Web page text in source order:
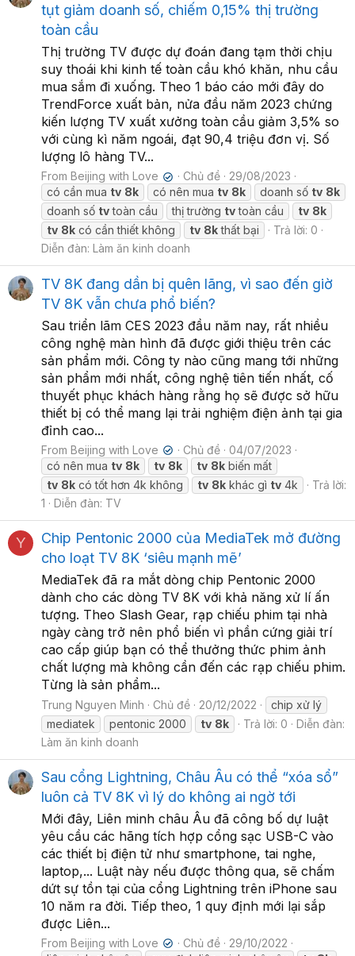
tụt giảm doanh số, chiếm 0,15% thị trường
toàn cầu
Thị trường TV được dự đoán đang tạm thời chịu
suy thoái khi kinh tế toàn cầu khó khăn, nhu cầu
mua sắm đi xuống. Theo 1 báo cáo mới đây do
TrendForce xuất bản, nửa đầu năm 2023 chứng
kiến lượng TV xuất xưởng toàn cầu giảm 3,5% so
với cùng kì năm ngoái, đạt 90,4 triệu đơn vị. Số
lượng lô hàng TV...
From Beijing with Love ✔ Chủ đề
29/08/2023
có cần mua tv 8k có nên mua tv 8k doanh số tv 8k
doanh số tvtoàn cầu thị trường tvtoàn cầu tv 8k
tv 8k có cần thiết không tv 8kthất bại
Trả lời: 0
Diễn đàn: Làm ăn kinh doanh
TV 8K đang dần bị quên lãng, vì sao đến giờ
TV 8K vẫn chưa phổ biến?
Sau triển lãm CES 2023 đầu năm nay, rất nhiều
công nghệ màn hình đã được giới thiệu trên các
sản phẩm mới. Công ty nào cũng mang tới những
sản phẩm mới nhất, công nghệ tiên tiến nhất, cố
thuyết phục khách hàng rằng họ sẽ được sở hữu
thiết bị có thể mang lại trải nghiệm điện ảnh tại gia
đỉnh cao...
From Beijing with Love ✔ Chủ đề
04/07/2023
có nên mua tv 8k tv 8k tv 8k biến mất
tv 8k có tốt hơn 4k không tv 8k khác gì tv 4k
Trả lời:
1
Diễn đàn: TV
Y
Chip Pentonic 2000 của MediaTek mở đường
cho loạt TV 8K ‘siêu mạnh mẽ’
MediaTek đã ra mắt dòng chip Pentonic 2000
dành cho các dòng TV 8K với khả năng xử lí ấn
tượng. Theo Slash Gear, rạp chiếu phim tại nhà
ngày càng trở nên phổ biến vì phần cứng giải trí
cao cấp giúp bạn có thể thưởng thức phim ảnh
chất lượng mà không cần đến các rạp chiếu phim.
Từng là sản phẩm...
Trung Nguyen Minh Chủ đề 20/12/2022
chip xử lý
mediatek
pentonic 2000 tv 8k Trả lời: 0
Diễn đàn:
Làm ăn kinh doanh
Sau cổng Lightning, Châu Âu có thể “xóa sổ”
luôn cả TV 8K vì lý do không ai ngờ tới
Mới đây, Liên minh châu Âu đã công bố dự luật
yêu cầu các hãng tích hợp cổng sạc USB-C vào
các thiết bị điện tử như smartphone, tai nghe,
laptop,... Luật này nếu được thông qua, sẽ chấm
dứt sự tồn tại của cổng Lightning trên iPhone sau
10 năm ra đời. Tiếp theo, 1 quy định mới lại sắp
được Liên...
From Beijing with Love ✔ Chủ đề
29/10/2022